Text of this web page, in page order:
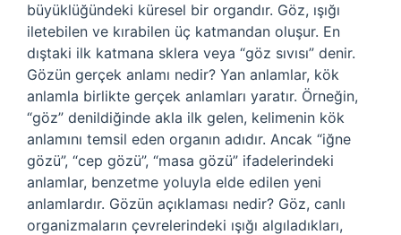
büyüklüğündeki küresel bir organdır. Göz, ışığı
iletebilen ve kırabilen üç katmandan oluşur. En
dıştaki ilk katmana sklera veya “göz sıvısı” denir.
Gözün gerçek anlamı nedir? Yan anlamlar, kök
anlamla birlikte gerçek anlamları yaratır. Örneğin,
“göz” denildiğinde akla ilk gelen, kelimenin kök
anlamını temsil eden organın adıdır. Ancak “iğne
gözü”, “cep gözü”, “masa gözü” ifadelerindeki
anlamlar, benzetme yoluyla elde edilen yeni
anlamlardır. Gözün açıklaması nedir? Göz, canlı
organizmaların çevrelerindeki ışığı algıladıkları,